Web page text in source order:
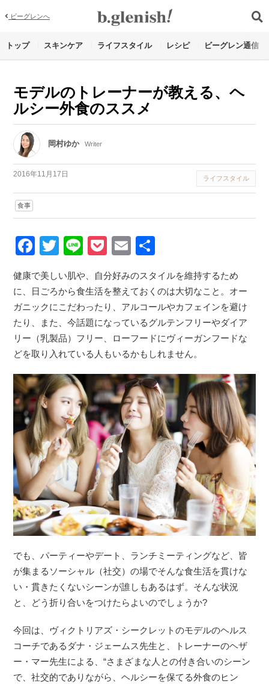
ビーグレンへ
トップ スキンケア ライフスタイル レシピ ビーグレン通信
モデルのトレーナーが教える、ヘ
ルシー外食のススメ
岡村ゆか Writer
2016年11月17日 ライフスタイル
食事
Facebook
Twitter
LinePocket
Email
健康で美しい肌や、自分好みのスタイルを維持するため
に、日ごろから食生活を整えておくのは大切なこと。オー
ガニックにこだわったり、アルコールやカフェインを避け
たり、また、今話題になっているグルテンフリーやダイア
リー（乳製品）フリー、ローフードにヴィーガンフードな
どを取り入れている人もいるかもしれません。
でも、パーティーやデート、ランチミーティングなど、皆
が集まるソーシャル（社交）の場でそんな食生活を貫けな
い・貫きたくないシーンが誰しもあるはず。そんな状況
と、どう折り合いをつけたらよいのでしょうか?
今回は、ヴィクトリアズ・シークレットのモデルのヘルス
コーチであるダナ・ジェームス先生と、トレーナーのヘザ
ー・マー先生による、“さまざまな人との付き合いのシーン
で、社交的でありながら、ヘルシーを保てる外食のヒン